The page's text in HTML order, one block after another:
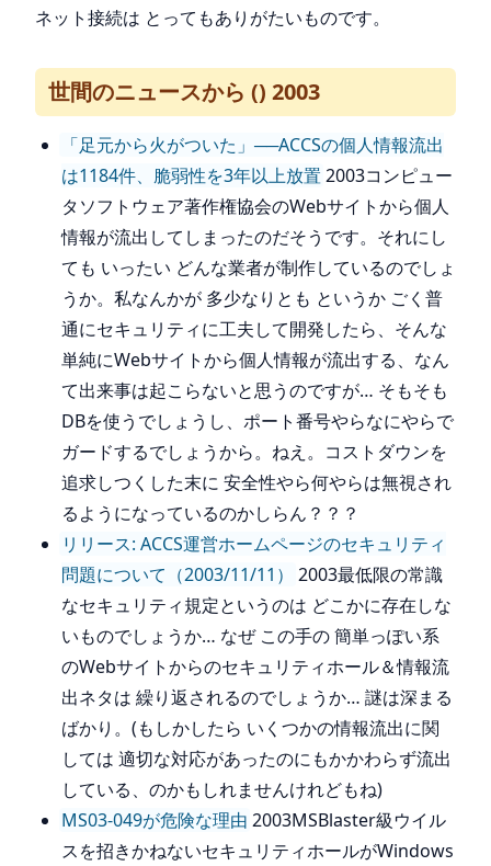
ネット接続は とってもありがたいものです。
世間のニュースから () 2003
「足元から火がついた」──ACCSの個人情報流出
は1184件、脆弱性を3年以上放置 2003コンピュー
タソフトウェア著作権協会のWebサイトから個人
情報が流出してしまったのだそうです。それにし
ても いったい どんな業者が制作しているのでしょ
うか。私なんかが 多少なりとも というか ごく普
通にセキュリティに工夫して開発したら、そんな
単純にWebサイトから個人情報が流出する、なん
て出来事は起こらないと思うのですが… そもそも
DBを使うでしょうし、ポート番号やらなにやらで
ガードするでしょうから。ねえ。コストダウンを
追求しつくした末に 安全性やら何やらは無視され
るようになっているのかしらん？？？
リリース: ACCS運営ホームページのセキュリティ
問題について（2003/11/11）
2003最低限の常識
なセキュリティ規定というのは どこかに存在しな
いものでしょうか… なぜ この手の 簡単っぽい系
のWebサイトからのセキュリティホール＆情報流
出ネタは 繰り返されるのでしょうか… 謎は深まる
ばかり。(もしかしたら いくつかの情報流出に関
しては 適切な対応があったのにもかかわらず流出
している、のかもしれませんけれどもね)
MS03-049が危険な理由 2003MSBlaster級ウイル
スを招きかねないセキュリティホールがWindows